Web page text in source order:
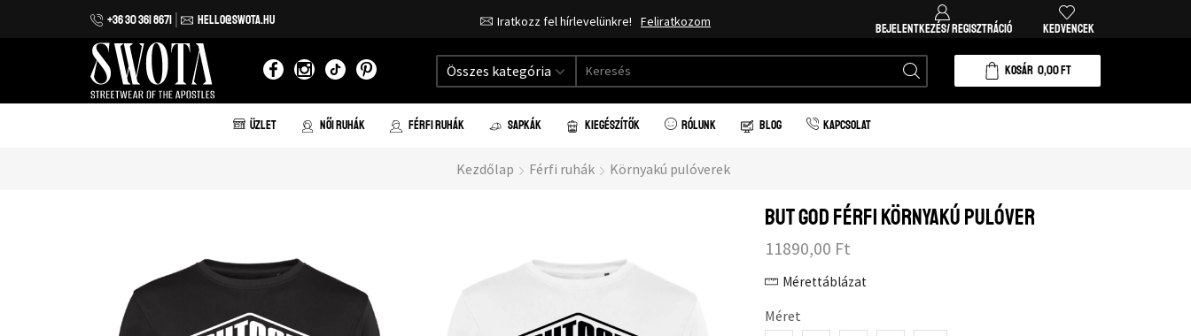
+36 30 361 8671 HELLO@SWOTA.HU
Iratkozz fel hírlevelünkre! Feliratkozom Ingyenes házhozszállítás 20.000 forint vásárlás felett! BEJELENTKEZÉS/ REGISZTRÁCIÓ KEDVENCEK
Összes kategória KOSÁR 0,00FT
ÜZLET NŐI RUHÁK FÉRFI RUHÁK SAPKÁK KIEGÉSZÍTŐK RÓLUNK BLOG KAPCSOLAT
Kezdőlap Férfi ruhák Környakú pulóverek
But God férfi környakú pulóver
11890,00 Ft
Mérettáblázat
Méret